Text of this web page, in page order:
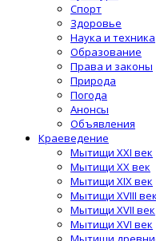
Спорт
Здоровье
Наука и техника
Образование
Права и законы
Природа
Погода
Анонсы
Объявления
Краеведение
Мытищи XXI век
Мытищи XX век
Мытищи XIX век
Мытищи XVIII век
Мытищи XVII век
Мытищи XVI век